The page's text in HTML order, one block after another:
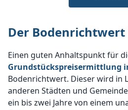
Der Bodenrichtwert
Einen guten Anhaltspunkt für
Grundstückspreisermittlung
Bodenrichtwert. Dieser wird in
anderen Städten und
ein bis zwei Jahre von einem